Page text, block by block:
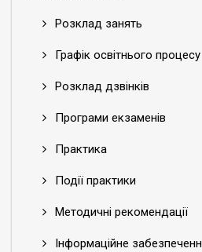
Розклад занять
Графік освітнього процесу
Розклад дзвінків
Програми екзаменів
Практика
Події практики
Методичні рекомендації
Інформаційне